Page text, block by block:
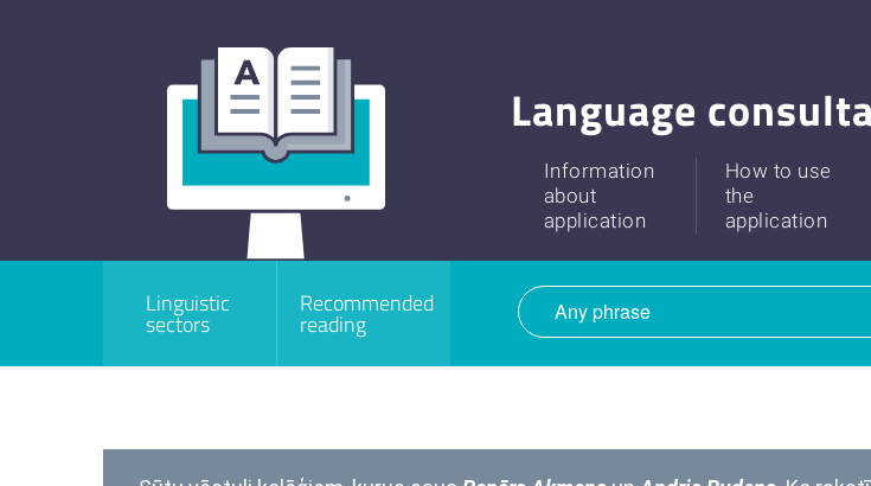
Language
Information
about
application
How to use
the
application
Linguistic
sectors
Recommended
reading